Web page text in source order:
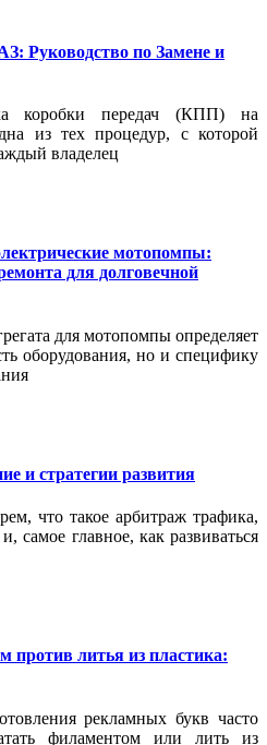
Руководство по Замене и
коробки передач (КПП) на
из тех процедур, с которой
владелец
мотопомпы:
для долговечной
для мотопомпы определяет
оборудования, но и специфику
и стратегии развития
что такое арбитраж трафика,
самое главное, как развиваться
против литья из пластика:
рекламных букв часто
филаментом или лить из